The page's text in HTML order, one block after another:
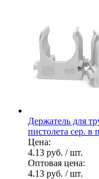
Держатель для
пистолета сер. в
Цена:
4.13 руб. / шт.
Оптовая цена:
4.13 руб. / шт.